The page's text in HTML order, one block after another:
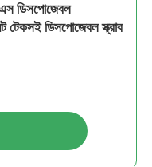
ডিসপোজেবল
টেকসই ডিসপোজেবল স্ক্রাব